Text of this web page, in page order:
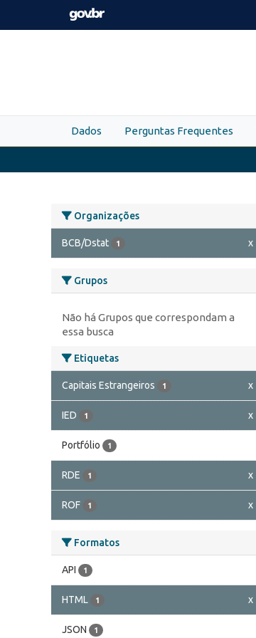
Skip to main content
Dados Perguntas Frequentes
Organizações
BCB/Dstat 1 x
Grupos
Não há Grupos que correspondam a
essa busca
Etiquetas
Capitais Estrangeiros 1 x
IED 1 x
Portfólio 1
RDE 1 x
ROF 1 x
Formatos
API 1
HTML 1 x
JSON 1